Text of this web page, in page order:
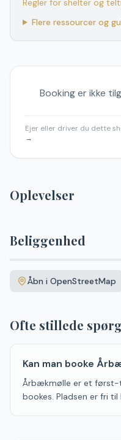
Regler for shelter og
Flere ressourcer og
Booking er ikke
Ejer eller driver du dette
→
Oplevelser
Beliggenhed
+Åbn i OpenStreetMap
Ofte stillede
Kan man booke
Årbækmølle er et først-
bookes. Pladsen er fri